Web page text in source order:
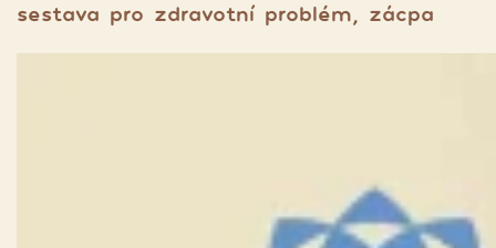
sestava pro zdravotní problém, zácpa